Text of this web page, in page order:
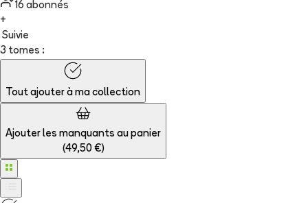
16 abonnés
+
Suivie
3 tomes :
Tout ajouter à ma collection
Ajouter les manquants au panier
(49,50 €)